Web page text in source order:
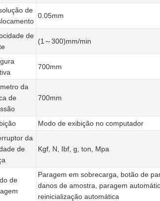
de
0.05mm
de
(1～300)mm/min
700mm
da
de
700mm
Modo de exibição no computador
da
de
Kgf, N, Ibf, g, ton, Mpa
de
Paragem em sobrecarga, botão de
danos de amostra, paragem
reinicialização automática